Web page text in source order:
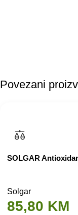
Povezani
SOLGAR
Solgar
85,80 KM